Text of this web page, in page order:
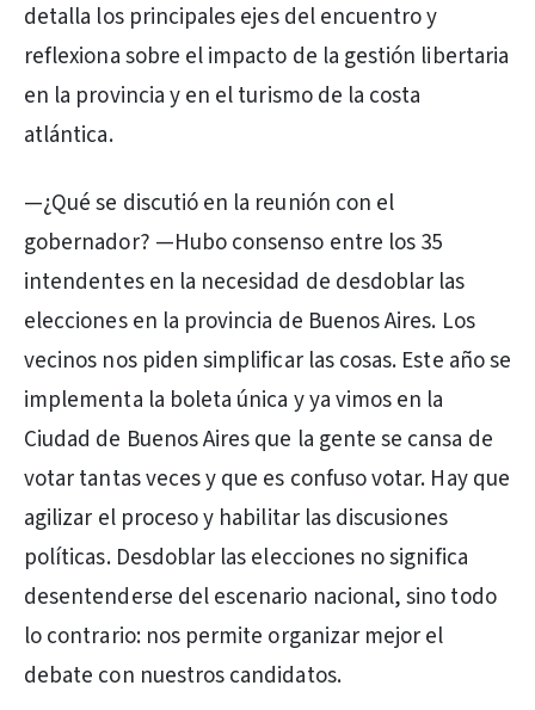
detalla los principales ejes del encuentro y
reflexiona sobre el impacto de la gestión libertaria
en la provincia y en el turismo de la costa
atlántica.
—¿Qué se discutió en la reunión con el
gobernador? —Hubo consenso entre los 35
intendentes en la necesidad de desdoblar las
elecciones en la provincia de Buenos Aires. Los
vecinos nos piden simplificar las cosas. Este año se
implementa la boleta única y ya vimos en la
Ciudad de Buenos Aires que la gente se cansa de
votar tantas veces y que es confuso votar. Hay que
agilizar el proceso y habilitar las discusiones
políticas. Desdoblar las elecciones no significa
desentenderse del escenario nacional, sino todo
lo contrario: nos permite organizar mejor el
debate con nuestros candidatos.